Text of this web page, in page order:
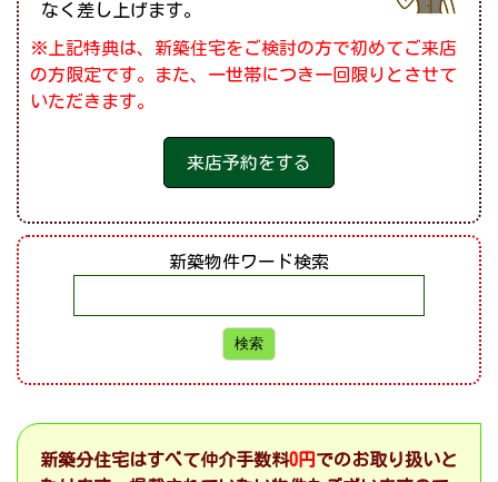
なく差し上げます。
※上記特典は、新築住宅をご検討の方で初めてご来店
の方限定です。また、一世帯につき一回限りとさせて
いただきます。
来店予約をする
新築物件ワード検索
新築分住宅はすべて仲介手数料0円 でのお取り扱いと